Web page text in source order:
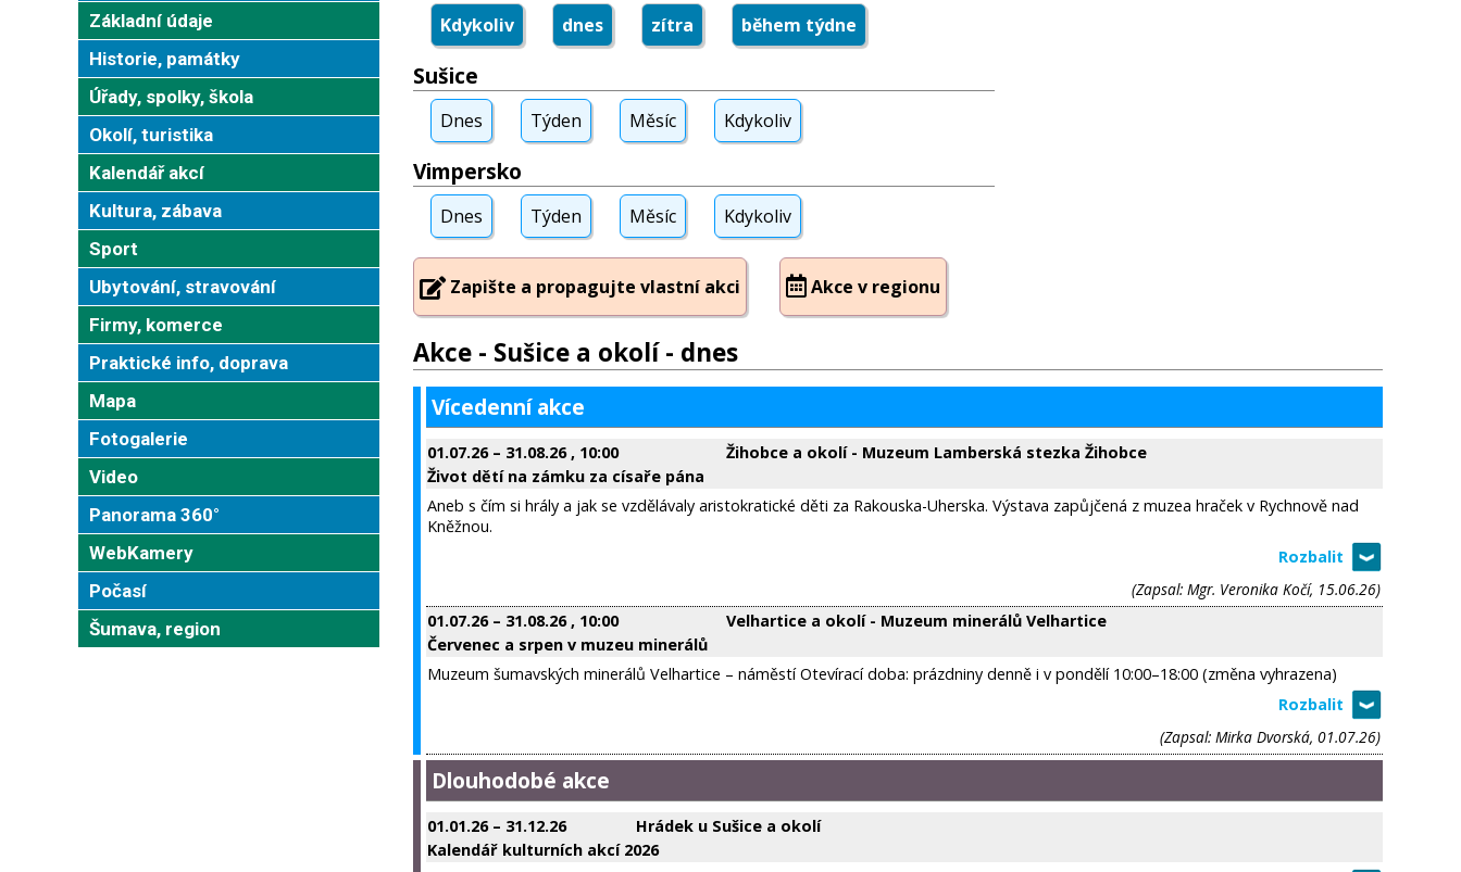
Základní údaje
Historie, památky
Úřady, spolky, škola
Okolí, turistika
Kalendář akcí
Kultura, zábava
Sport
Ubytování, stravování
Firmy, komerce
Praktické info, doprava
Mapa
Fotogalerie
Video
Panorama 360°
WebKamery
Počasí
Šumava, region
Kdykoliv dnes zítra během týdne
Sušice
Dnes Týden Měsíc Kdykoliv
Vimpersko
Dnes Týden Měsíc Kdykoliv
Zapište a propagujte vlastní akci Akce v regionu
Akce - Sušice a okolí - dnes
Vícedenní akce
01.07.26– 31.08.26, 10:00
Žihobce a okolí - Muzeum Lamberská stezka Žihobce
Život dětí na zámku za císaře pána
Aneb s čím si hrály a jak se vzdělávaly aristokratické děti za Rakouska-Uherska. Výstava zapůjčená z muzea hraček v Rychnově nad
Kněžnou.
(Zapsal: Mgr. Veronika Kočí, 15.06.26)
01.07.26– 31.08.26, 10:00
Velhartice a okolí - Muzeum minerálů Velhartice
Červenec a srpen v muzeu minerálů
Muzeum šumavských minerálů Velhartice – náměstí Otevírací doba: prázdniny denně i v pondělí 10:00–18:00 (změna vyhrazena)
(Zapsal: Mirka Dvorská, 01.07.26)
Dlouhodobé akce
01.01.26– 31.12.26
Hrádek u Sušice a okolí
Kalendář kulturních akcí 2026